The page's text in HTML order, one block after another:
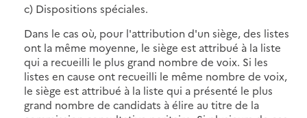
c) Dispositions spéciales.
Dans le cas où, pour l'attribution d'un siège, des listes
ont la même moyenne, le siège est attribué à la liste
qui a recueilli le plus grand nombre de voix. Si les
listes en cause ont recueilli le même nombre de voix,
le siège est attribué à la liste qui a présenté le plus
grand nombre de candidats à élire au titre de la